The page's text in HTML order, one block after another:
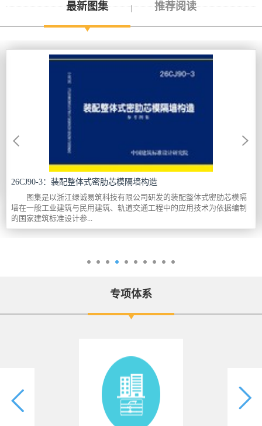
最新图集 | 推荐阅读
26CJ90-3：装配整体式密肋芯模隔墙构造
图集是以浙江绿诚易筑科技有限公司研发的装配整体式密肋芯模隔
墙在一般工业建筑与民用建筑、轨道交通工程中的应用技术为依据编制
的国家建筑标准设计参...
专项体系